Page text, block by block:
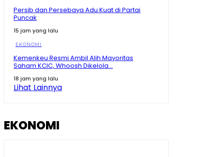
Persib dan Persebaya Adu Kuat di Partai
Puncak
15 jam yang lalu
EKONOMI
Kemenkeu Resmi Ambil Alih Mayoritas
Saham KCIC, Whoosh Dikelola...
18 jam yang lalu
Lihat Lainnya
EKONOMI